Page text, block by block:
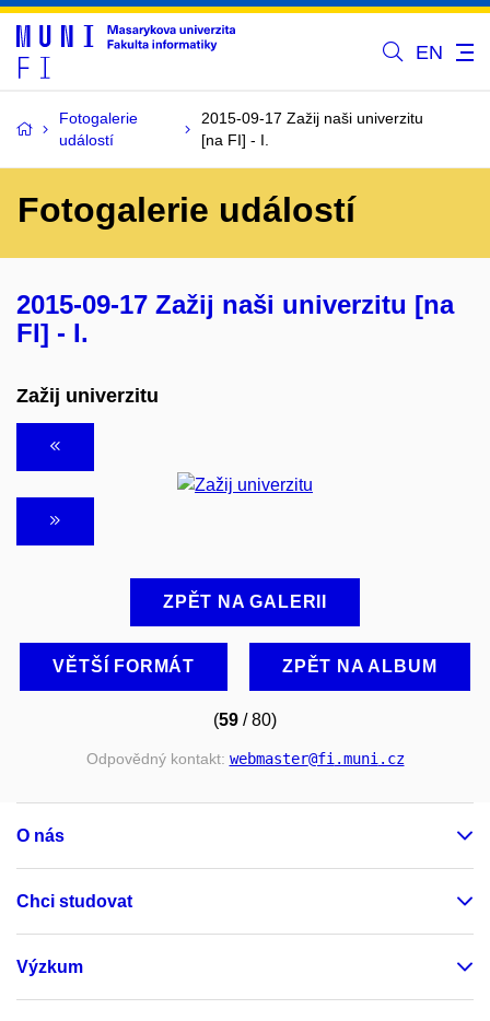
EN
Fotogalerie
událostí
2015-09-17 Zažij naši univerzitu
[na FI] - I.
Fotogalerie událostí
2015-09-17 Zažij naši univerzitu [na
FI] - I.
Zažij univerzitu
ZPĚT NA GALERII
VĚTŠÍ FORMÁT ZPĚT NA ALBUM
(59 / 80)
Odpovědný kontakt: webmaster@fi.muni.cz
O nás
Chci studovat
Výzkum